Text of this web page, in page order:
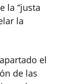
la “justa
la
el
de las